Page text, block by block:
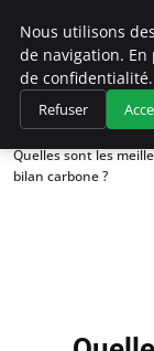
Accueil
Quelles sont les
bilan carbone ?
Nous utilisons
de navigation.
de confidentialité.
Refuser